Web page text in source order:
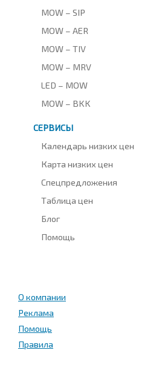
MOW – SIP
MOW – AER
MOW – TIV
MOW – MRV
LED – MOW
MOW – BKK
СЕРВИСЫ
Календарь низких цен
Карта низких цен
Спецпредложения
Таблица цен
Блог
Помощь
О компании
Реклама
Помощь
Правила